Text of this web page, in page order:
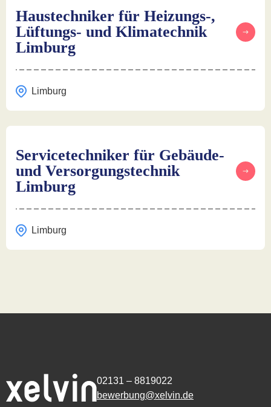
Haustechniker für Heizungs-,
Lüftungs- und Klimatechnik
Limburg
Limburg
Servicetechniker für Gebäude-
und Versorgungstechnik
Limburg
Limburg
02131 – 8819022
bewerbung@xelvin.de